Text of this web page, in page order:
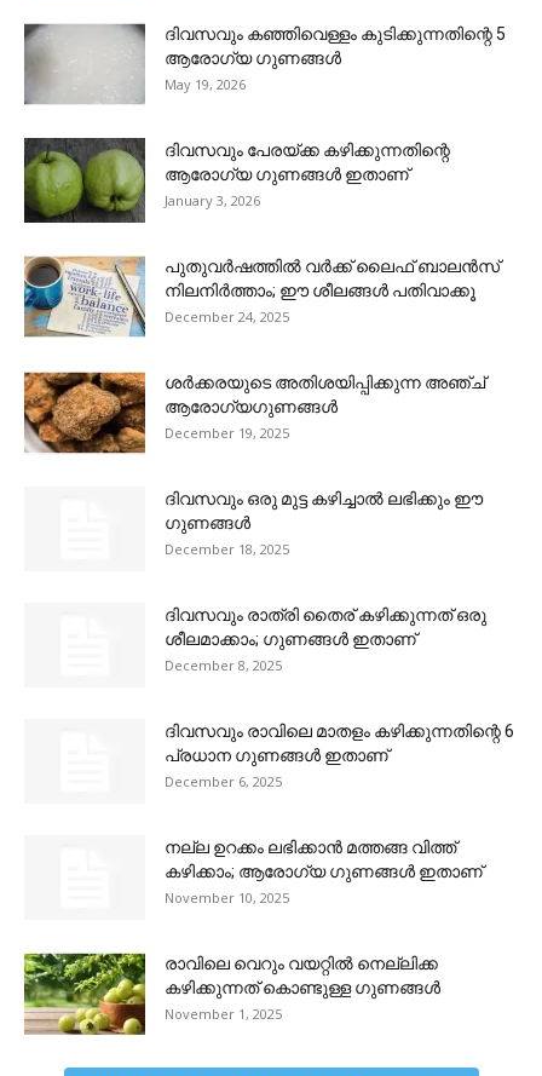
ദിവസവും കഞ്ഞിവെള്ളം കുടിക്കുന്നതിന്റെ 5
ആരോഗ്യ ഗുണങ്ങൾ
May 19, 2026
ദിവസവും പേരയ്ക്ക കഴിക്കുന്നതിന്റെ
ആരോഗ്യ ഗുണങ്ങൾ ഇതാണ്
January 3, 2026
പുതുവർഷത്തിൽ വർക്ക് ലൈഫ് ബാലൻസ്
നിലനിർത്താം; ഈ ശീലങ്ങൾ പതിവാക്കൂ
December 24, 2025
ശർക്കരയുടെ അതിശയിപ്പിക്കുന്ന അഞ്ച്
ആരോ​ഗ്യ​ഗുണങ്ങൾ
December 19, 2025
ദിവസവും ഒരു മുട്ട കഴിച്ചാൽ ലഭിക്കും ഈ
ഗുണങ്ങൾ
December 18, 2025
ദിവസവും രാത്രി തൈര് കഴിക്കുന്നത് ഒരു
ശീലമാക്കാം; ഗുണങ്ങൾ ഇതാണ്
December 8, 2025
ദിവസവും രാവിലെ മാതളം കഴിക്കുന്നതിന്റെ 6
പ്രധാന ഗുണങ്ങൾ ഇതാണ്
December 6, 2025
നല്ല ഉറക്കം ലഭിക്കാൻ മത്തങ്ങ വിത്ത്
കഴിക്കാം; ആരോഗ്യ ഗുണങ്ങൾ ഇതാണ്
November 10, 2025
രാവിലെ വെറും വയറ്റില്‍ നെല്ലിക്ക
കഴിക്കുന്നത് കൊണ്ടുള്ള ഗുണങ്ങള്‍
November 1, 2025